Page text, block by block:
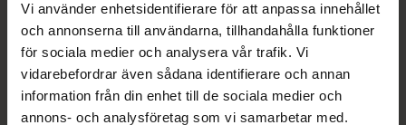
Vi använder enhetsidentifierare för att anpassa innehållet
och annonserna till användarna, tillhandahålla funktioner
för sociala medier och analysera vår trafik. Vi
vidarebefordrar även sådana identifierare och annan
information från din enhet till de sociala medier och
annons- och analysföretag som vi samarbetar med.
rynkor och fina linjer. Ansiktskrämen innehåller
bland annat sheasmör, hyaluronsyra, C-
vitamin, E-vitamin och A-vitamin. Med en
avkopplande doft. 50 ml.
05000167408171